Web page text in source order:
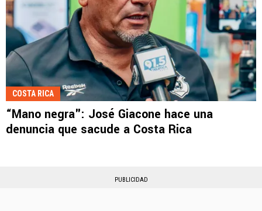
COSTA RICA
“Mano negra": José Giacone hace una
denuncia que sacude a Costa Rica
PUBLICIDAD